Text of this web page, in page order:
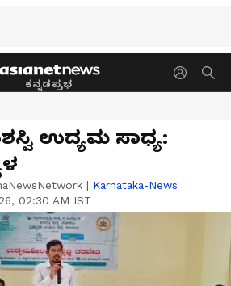
ಕನ್ನಡಪ್ರಭ
ಉದ್ಯಮ ಸಾಧ್ಯ:
| Karnataka-News
02:30 AM IST